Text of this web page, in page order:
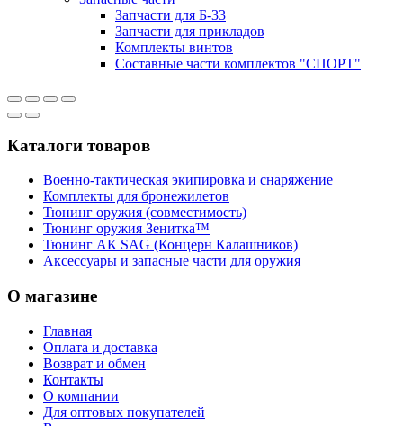
Запчасти для Б-33
Запчасти для прикладов
Комплекты винтов
Составные части комплектов "СПОРТ"
Каталоги товаров
Военно-тактическая экипировка и снаряжение
Комплекты для бронежилетов
Тюнинг оружия (совместимость)
Тюнинг оружия Зенитка™
Тюнинг АК SAG (Концерн Калашников)
Аксессуары и запасные части для оружия
О магазине
Главная
Оплата и доставка
Возврат и обмен
Контакты
О компании
Для оптовых покупателей